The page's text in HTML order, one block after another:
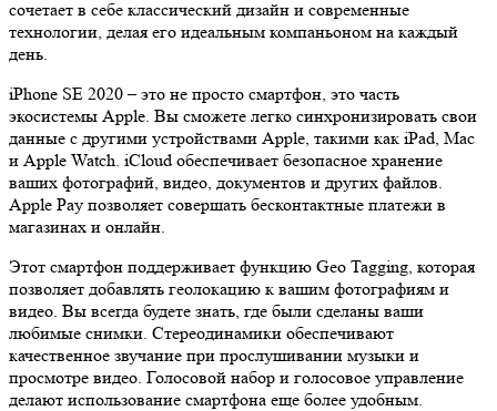
сочетает в себе классический дизайн и современные
технологии, делая его идеальным компаньоном на каждый
день.
iPhone SE 2020 – это не просто смартфон, это часть
экосистемы Apple. Вы сможете легко синхронизировать свои
данные с другими устройствами Apple, такими как iPad, Mac
и Apple Watch. iCloud обеспечивает безопасное хранение
ваших фотографий, видео, документов и других файлов.
Apple Pay позволяет совершать бесконтактные платежи в
магазинах и онлайн.
Этот смартфон поддерживает функцию Geo Tagging, которая
позволяет добавлять геолокацию к вашим фотографиям и
видео. Вы всегда будете знать, где были сделаны ваши
любимые снимки. Стереодинамики обеспечивают
качественное звучание при прослушивании музыки и
просмотре видео. Голосовой набор и голосовое управление
делают использование смартфона еще более удобным.